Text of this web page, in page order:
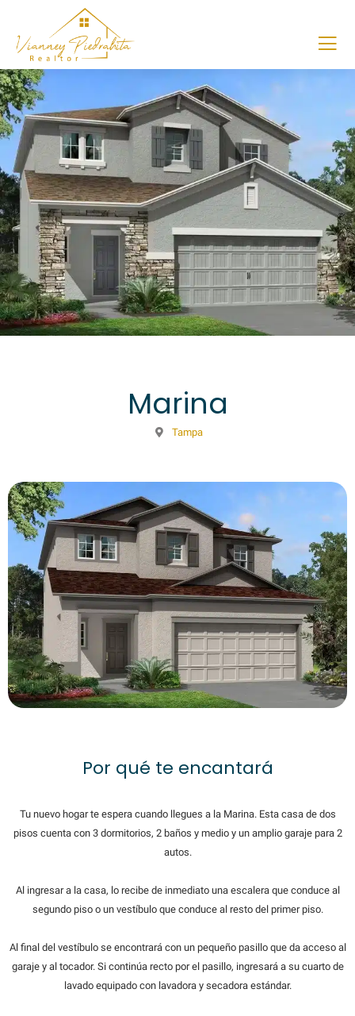
Marina
Tampa
Por qué te encantará
Tu nuevo hogar te espera cuando llegues a la Marina. Esta casa de dos
pisos cuenta con 3 dormitorios, 2 baños y medio y un amplio garaje para 2
autos.
Al ingresar a la casa, lo recibe de inmediato una escalera que conduce al
segundo piso o un vestíbulo que conduce al resto del primer piso.
Al final del vestíbulo se encontrará con un pequeño pasillo que da acceso al
garaje y al tocador. Si continúa recto por el pasillo, ingresará a su cuarto de
lavado equipado con lavadora y secadora estándar.